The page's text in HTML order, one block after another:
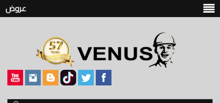
عروض